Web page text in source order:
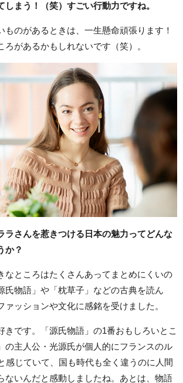
まう！（笑）すごい行動力ですね。
ものがあるときは、一生懸命頑張ります！
ろがあるかもしれないです（笑）。
さんを惹きつける日本の魅力ってどんな
か？
なところはたくさんあってまとめにくいの
氏物語」や「枕草子」などの古典を読ん
ァッションや文化に感銘を受けました。
きです。「源氏物語」の1番おもしろいとこ
の主人公・光源氏が個人的にフランスのル
感じていて、国も時代も全く違うのに人間
ないんだと感動しましたね。あとは、物語